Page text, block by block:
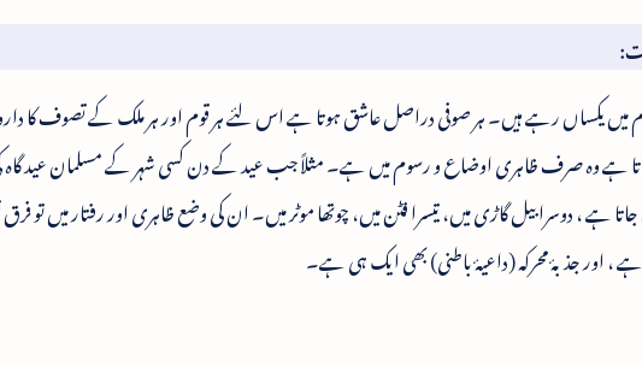
یکساں رہے ہیں۔ ہر صوفی دراصل عاشق ہوتا ہے اس لئے ہر قوم اور ہر ملک کے تصوف کا
ہے وہ صرف ظاہری اوضاع و رسوم میں ہے۔ مثلاً جب عید کے دن کسی شہر کے مسلمان عید
ہے ، دوسرا بیل گاڑی میں، تیسرا فٹن میں، چوتھا موٹر میں۔ ان کی وضع ظاہری اور رفتار میں تو
، اور جذبۂ محرکہ (داعیۂ باطنی) بھی ایک ہی ہے۔